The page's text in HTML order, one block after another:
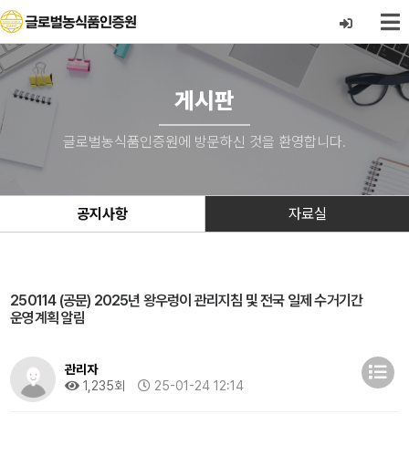
게시판
글로벌농식품인증원에 방문하신 것을 환영합니다.
공지사항 자료실
250114 (공문) 2025년 왕우렁이 관리지침 및 전국 일제 수거기간
운영계획 알림
관리자
1,235회
25-01-24 12:14